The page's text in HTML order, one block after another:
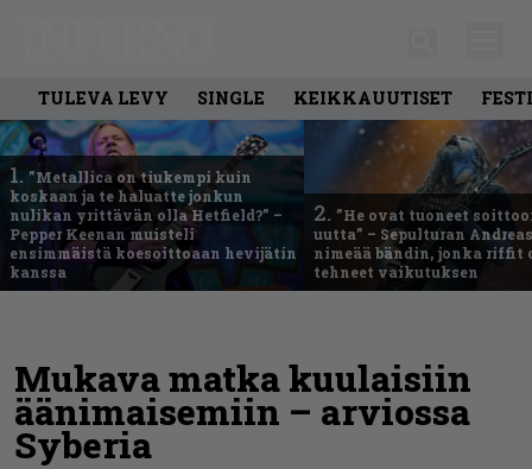
TULEVA LEVY SINGLE KEIKKAUUTISET
1. ”Metallica on tiukempi kuin
koskaan ja te haluatte jonkun
nulikan yrittävän olla Hetfield?” –
Pepper Keenan muisteli
ensimmäistä koesoittoaan hevijätin
kanssa
2. ”He ovat tuoneet
uutta” – Sepulturan
nimeää bändin, jonka riffit
tehneet vaikutuksen
Mukava matka kuulaisiin
äänimaisemiin – arviossa
Syberia